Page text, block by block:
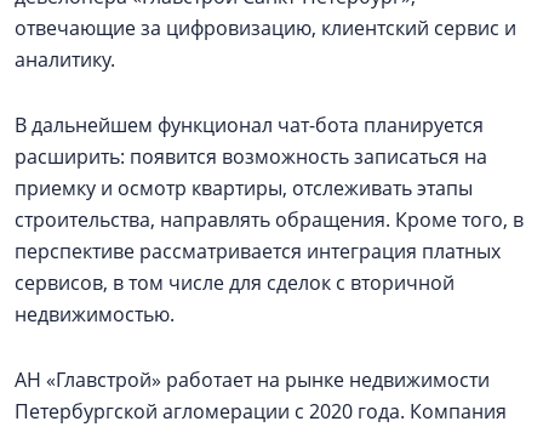
отвечающие за цифровизацию, клиентский сервис и
аналитику.
В дальнейшем функционал чат-бота планируется
расширить: появится возможность записаться на
приемку и осмотр квартиры, отслеживать этапы
строительства, направлять обращения. Кроме того, в
перспективе рассматривается интеграция платных
сервисов, в том числе для сделок с вторичной
недвижимостью.
АН «Главстрой» работает на рынке недвижимости
Петербургской агломерации с 2020 года. Компания